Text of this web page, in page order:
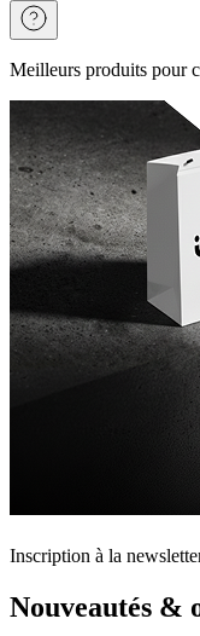
Meilleurs produits pour
Inscription à la
Nouveautés &